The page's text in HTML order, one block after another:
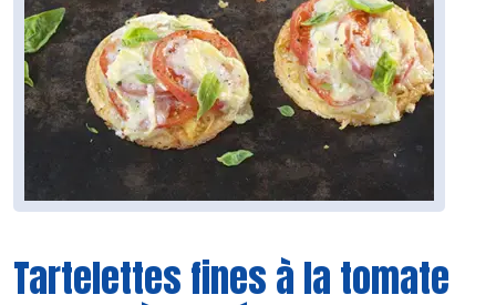
Tartelettes fines à la tomate